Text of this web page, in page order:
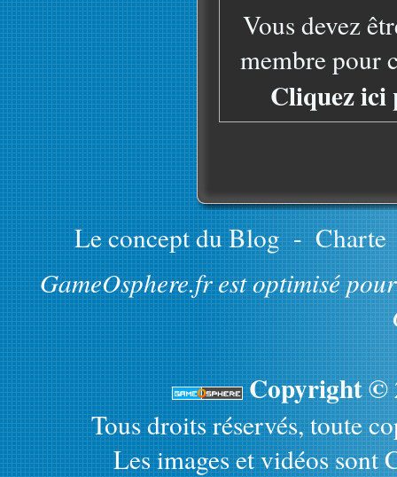
Vous devez
membre pour
Cliquez ici
Le concept du Blog - Charte
GameOsphere.fr est optimisé
Copyright ©
Tous droits réservés, toute
Les images et vidéos